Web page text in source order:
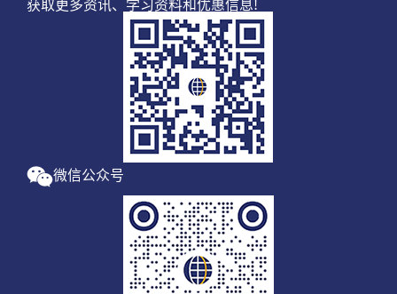
获取更多资讯、学习资料和优惠信息!
微信公众号